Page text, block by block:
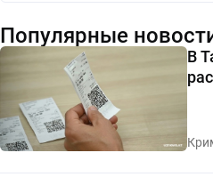
Популярные
В